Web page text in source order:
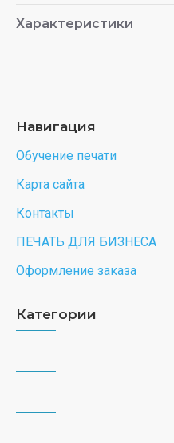
Характеристики
Навигация
Обучение печати
Карта сайта
Контакты
ПЕЧАТЬ ДЛЯ БИЗНЕСА
Оформление заказа
Категории